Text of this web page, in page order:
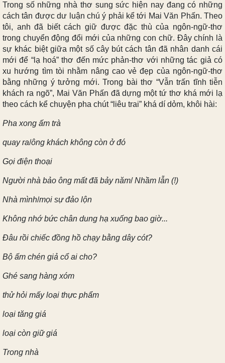
Trong số những nhà thơ sung sức hiện nay đang có những
cách tân được dư luận chú ý phải kể tới Mai Văn Phấn. Theo
tôi, anh đã biết cách giữ được đặc thù của ngôn-ngữ-thơ
trong chuyển động đổi mới của những con chữ. Đây chính là
sự khác biệt giữa một số cây bút cách tân đã nhân danh cái
mới để “lạ hoá” thơ đến mức phản-thơ với những tác giả có
xu hướng tìm tòi nhằm nâng cao vẻ đẹp của ngôn-ngữ-thơ
bằng những ý tưởng mới. Trong bài thơ “Vẫn trấn tĩnh tiễn
khách ra ngõ”, Mai Văn Phấn đã dựng một tứ thơ khá mới lạ
theo cách kể chuyện pha chút “liêu trai” khá dí dỏm, khôi hài:
Pha xong ấm trà
quay ra/ông khách không còn ở đó
Gọi điện thoại
Người nhà bảo ông mất đã bảy năm/ Nhầm lẫn (!)
Nhà mình/mọi sự đảo lộn
Không nhớ bức chân dung hạ xuống bao giờ...
Đâu rồi chiếc đồng hồ chạy bằng dây cót?
Bộ ấm chén giả cổ ai cho?
Ghé sang hàng xóm
thử hỏi mấy loại thực phẩm
loại tăng giá
loại còn giữ giá
Trong nhà